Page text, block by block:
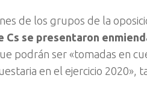
de los grupos de la
Cs se presentaron
podrán ser «tomadas en
en el ejercicio 2020»,